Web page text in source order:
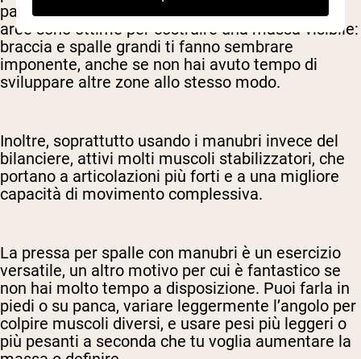
parte superiore della schiena e i trapezi. Queste
aree sono ottime per costruire una massa visibile:
braccia e spalle grandi ti fanno sembrare
imponente, anche se non hai avuto tempo di
sviluppare altre zone allo stesso modo.
Inoltre, soprattutto usando i manubri invece del
bilanciere, attivi molti muscoli stabilizzatori, che
portano a articolazioni più forti e a una migliore
capacità di movimento complessiva.
La pressa per spalle con manubri è un esercizio
versatile, un altro motivo per cui è fantastico se
non hai molto tempo a disposizione. Puoi farla in
piedi o su panca, variare leggermente l’angolo per
colpire muscoli diversi, e usare pesi più leggeri o
più pesanti a seconda che tu voglia aumentare la